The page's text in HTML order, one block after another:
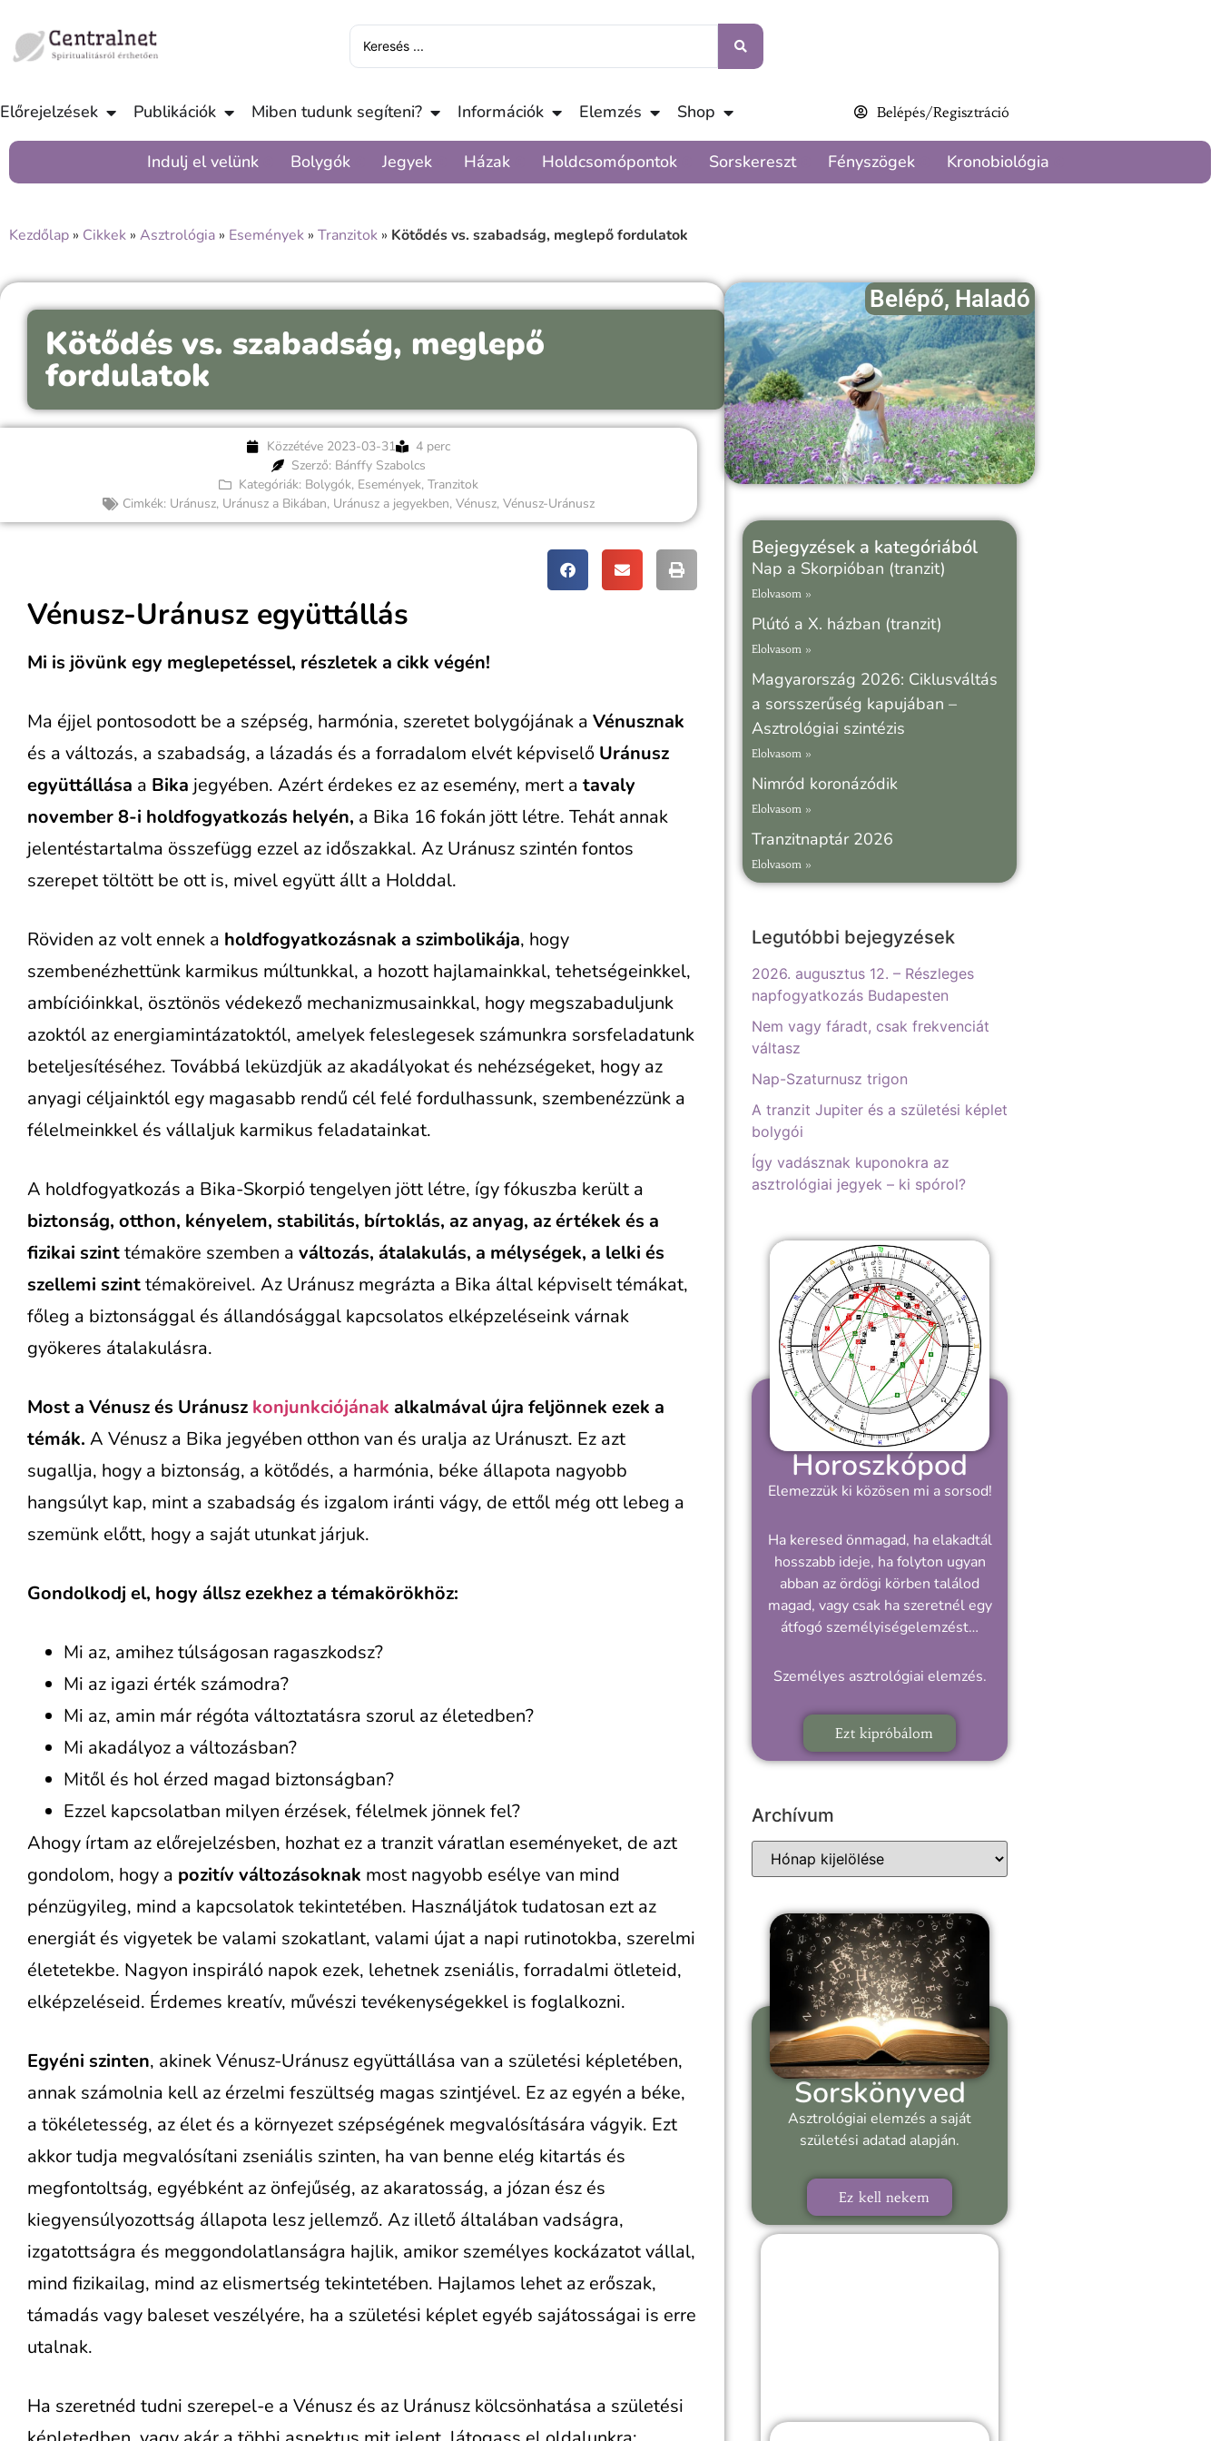
Előrejelzések Publikációk Miben tudunk segíteni? Információk Elemzés Shop Belépés/Regisztráció
Indulj el velünk Bolygók Jegyek Házak Holdcsomópontok Sorskereszt Fényszögek Kronobiológia
Kezdőlap » Cikkek » Asztrológia » Események » Tranzitok » Kötődés vs. szabadság, meglepő fordulatok
Kötődés vs. szabadság, meglepő
fordulatok
Közzétéve 2023-03-31
4 perc
Szerző: Bánffy Szabolcs
Kategóriák: Bolygók, Események, Tranzitok
Cimkék: Uránusz, Uránusz a Bikában, Uránusz a jegyekben, Vénusz, Vénusz-Uránusz
Vénusz-Uránusz együttállás
Mi is jövünk egy meglepetéssel, részletek a cikk végén!
Ma éjjel pontosodott be a szépség, harmónia, szeretet bolygójának a Vénusznak
és a változás, a szabadság, a lázadás és a forradalom elvét képviselő Uránusz
együttállása a Bika jegyében. Azért érdekes ez az esemény, mert a tavaly
november 8-i holdfogyatkozás helyén, a Bika 16 fokán jött létre. Tehát annak
jelentéstartalma összefügg ezzel az időszakkal. Az Uránusz szintén fontos
szerepet töltött be ott is, mivel együtt állt a Holddal.
Röviden az volt ennek a holdfogyatkozásnak a szimbolikája, hogy
szembenézhettünk karmikus múltunkkal, a hozott hajlamainkkal, tehetségeinkkel,
ambícióinkkal, ösztönös védekező mechanizmusainkkal, hogy megszabaduljunk
azoktól az energiamintázatoktól, amelyek feleslegesek számunkra sorsfeladatunk
beteljesítéséhez. Továbbá leküzdjük az akadályokat és nehézségeket, hogy az
anyagi céljainktól egy magasabb rendű cél felé fordulhassunk, szembenézzünk a
félelmeinkkel és vállaljuk karmikus feladatainkat.
A holdfogyatkozás a Bika-Skorpió tengelyen jött létre, így fókuszba került a
biztonság, otthon, kényelem, stabilitás, bírtoklás, az anyag, az értékek és a
fizikai szinttémaköre szemben a változás, átalakulás, a mélységek, a lelki és
szellemi szinttémaköreivel. Az Uránusz megrázta a Bika által képviselt témákat,
főleg a biztonsággal és állandósággal kapcsolatos elképzeléseink várnak
gyökeres átalakulásra.
Most a Vénusz és Uránusz konjunkciójának alkalmával újra feljönnek ezek a
témák. A Vénusz a Bika jegyében otthon van és uralja az Uránuszt. Ez azt
sugallja, hogy a biztonság, a kötődés, a harmónia, béke állapota nagyobb
hangsúlyt kap, mint a szabadság és izgalom iránti vágy, de ettől még ott lebeg a
szemünk előtt, hogy a saját utunkat járjuk.
Gondolkodj el, hogy állsz ezekhez a témakörökhöz:
Mi az, amihez túlságosan ragaszkodsz?
Mi az igazi érték számodra?
Mi az, amin már régóta változtatásra szorul az életedben?
Mi akadályoz a változásban?
Mitől és hol érzed magad biztonságban?
Ezzel kapcsolatban milyen érzések, félelmek jönnek fel?
Ahogy írtam az előrejelzésben, hozhat ez a tranzit váratlan eseményeket, de azt
gondolom, hogy a pozitív változásoknak most nagyobb esélye van mind
pénzügyileg, mind a kapcsolatok tekintetében. Használjátok tudatosan ezt az
energiát és vigyetek be valami szokatlant, valami újat a napi rutinotokba, szerelmi
életetekbe. Nagyon inspiráló napok ezek, lehetnek zseniális, forradalmi ötleteid,
elképzeléseid. Érdemes kreatív, művészi tevékenységekkel is foglalkozni.
Egyéni szinten, akinek Vénusz-Uránusz együttállása van a születési képletében,
annak számolnia kell az érzelmi feszültség magas szintjével. Ez az egyén a béke,
a tökéletesség, az élet és a környezet szépségének megvalósítására vágyik. Ezt
akkor tudja megvalósítani zseniális szinten, ha van benne elég kitartás és
megfontoltság, egyébként az önfejűség, az akaratosság, a józan ész és
kiegyensúlyozottság állapota lesz jellemző. Az illető általában vadságra,
izgatottságra és meggondolatlanságra hajlik, amikor személyes kockázatot vállal,
mind fizikailag, mind az elismertség tekintetében. Hajlamos lehet az erőszak,
támadás vagy baleset veszélyére, ha a születési képlet egyéb sajátosságai is erre
utalnak.
Ha szeretnéd tudni szerepel-e a Vénusz és az Uránusz kölcsönhatása a születési
Belépő, Haladó
Bejegyzések a kategóriából
Nap a Skorpióban (tranzit)
Elolvasom »
Plútó a X. házban (tranzit)
Elolvasom »
Magyarország 2026: Ciklusváltás
a sorsszerűség kapujában –
Asztrológiai szintézis
Elolvasom »
Nimród koronázódik
Elolvasom »
Tranzitnaptár 2026
Elolvasom »
Legutóbbi bejegyzések
2026. augusztus 12. – Részleges
napfogyatkozás Budapesten
Nem vagy fáradt, csak frekvenciát
váltasz
Nap-Szaturnusz trigon
A tranzit Jupiter és a születési képlet
bolygói
Így vadásznak kuponokra az
asztrológiai jegyek – ki spórol?
Horoszkópod
Elemezzük ki közösen mi a sorsod!
Ha keresed önmagad, ha elakadtál
hosszabb ideje, ha folyton ugyan
abban az ördögi körben találod
magad, vagy csak ha szeretnél egy
átfogó személyiségelemzést…
Személyes asztrológiai elemzés.
Ezt kipróbálom
Archívum
Sorskönyved
Asztrológiai elemzés a saját
születési adatad alapján.
Ez kell nekem